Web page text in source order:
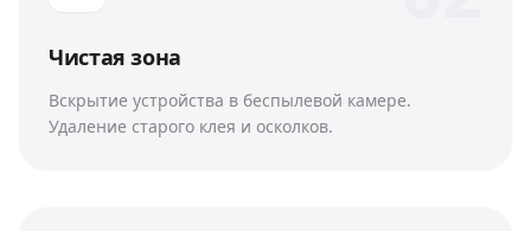
Чистая зона
Вскрытие устройства в беспылевой камере.
Удаление старого клея и осколков.